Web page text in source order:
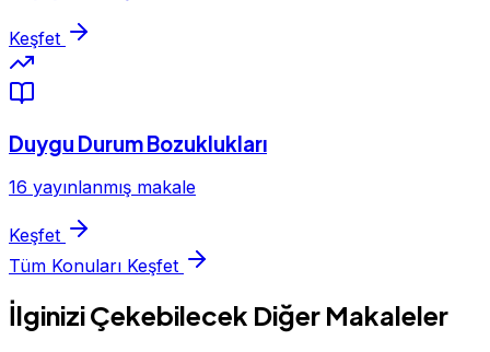
Keşfet
Duygu Durum Bozuklukları
16 yayınlanmış makale
Keşfet
Tüm Konuları Keşfet
İlginizi Çekebilecek Diğer Makaleler